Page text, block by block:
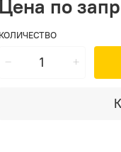
Цена по
КОЛИЧЕСТВО